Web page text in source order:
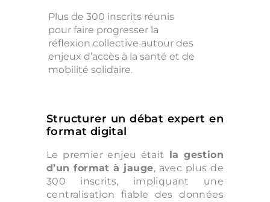
Plus de 300 inscrits réunis
pour faire progresser la
réflexion collective autour des
enjeux d’accès à la santé et de
mobilité solidaire.
Structurer un débat expert en
format digital
Le premier enjeu était la gestion
d’un format à jauge, avec plus de
300 inscrits, impliquant une
centralisation fiable des données